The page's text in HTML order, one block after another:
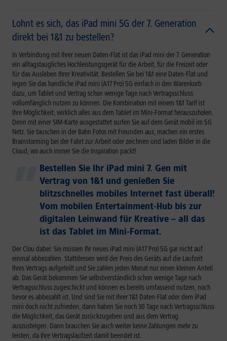
Lohnt es sich, das iPad mini 5G der 7. Generation
direkt bei 1&1 zu bestellen?
In Verbindung mit Ihrer neuen Daten-Flat ist das iPad mini der 7. Generation
ein alltagstaugliches Hochleistungsgerät für die Arbeit, für die Freizeit oder
für das Ausleben Ihrer Kreativität. Bestellen Sie bei 1&1 eine Daten-Flat und
legen Sie das handliche iPad mini (A17 Pro) 5G einfach in den Warenkorb
dazu, um Tablet und Vertrag schon wenige Tage nach Vertragsschluss
vollumfänglich nutzen zu können. Die Kombination mit einem 1&1 Tarif ist
Ihre Möglichkeit, wirklich alles aus dem Tablet im Mini-Format herauszuholen.
Denn mit einer SIM-Karte ausgestattet surfen Sie auf dem Gerät mobil im 5G
Netz. Sie tauschen in der Bahn Fotos mit Freunden aus, machen ein erstes
Brainstorming bei der Fahrt zur Arbeit oder zeichnen und laden Bilder in die
Cloud, wo auch immer Sie die Inspiration packt!
Bestellen Sie Ihr iPad mini 7. Gen mit
Vertrag von 1&1 und genießen Sie
blitzschnelles mobiles Internet fast überall!
Vom mobilen Entertainment-Hub bis zur
digitalen Leinwand für Kreative – all das
ist das Tablet im Mini-Format.
Der Clou dabei: Sie müssen Ihr neues iPad mini (A17 Pro) 5G gar nicht auf
einmal abbezahlen. Stattdessen wird der Preis des Geräts auf die Laufzeit
Ihres Vertrags aufgeteilt und Sie zahlen jeden Monat nur einen kleinen Anteil
ab. Das Gerät bekommen Sie selbstverständlich schon wenige Tage nach
Vertragsschluss zugeschickt und können es bereits umfassend nutzen, noch
bevor es abbezahlt ist. Und sind Sie mit Ihrer 1&1 Daten-Flat oder dem iPad
mini doch nicht zufrieden, dann haben Sie noch 30 Tage nach Vertragsschluss
die Möglichkeit, das Gerät zurückzugeben und aus dem Vertrag
auszusteigen. Dann brauchen Sie auch weiter keine Zahlungen mehr zu
leisten, da Ihre Vertragslaufzeit damit beendet ist.